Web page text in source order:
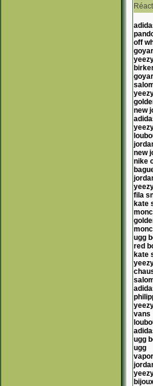
off
new
new
nike
fila
kate
ugg
red
kate
vans
ugg
ugg